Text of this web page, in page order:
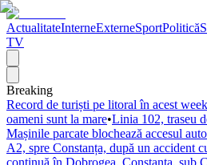
ActualitateInterneExterneSportPolitică
TV
Breaking
Record de turiști pe litoral în acest
oameni sunt la mare•Linia 102, traseu
Mașinile parcate blochează accesul
A2, spre Constanța, după un accident
continuă în Dobrogea. Constanța, sub